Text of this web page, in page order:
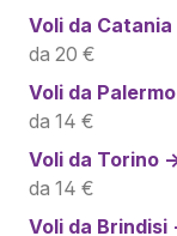
Voli da
da 20 €
Voli da
da 14 €
Voli da Torino
da 14 €
Voli da Brindisi